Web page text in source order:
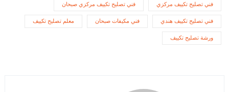
فني تصليح تكييف مركزي فني تصليح تكييف مركزي صبحان
فني تصليح تكييف هندي فني مكيفات صبحان معلم تصليح تكييف
ورشة تصليح تكييف